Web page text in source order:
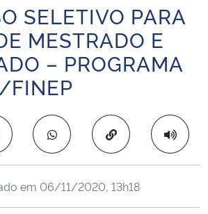
e Abastecimento
SELETIVO PARA
MESTRADO E
– PROGRAMA
FINEP
Copiar para área
em 06/11/2020, 13h18